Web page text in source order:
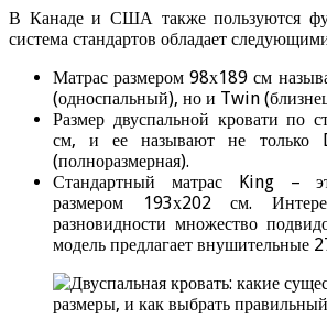
В Канаде и США также пользуются
система стандартов обладает
Матрас размером 98х189 см
(односпальный), но и Twin
Размер двуспальной кровати по
см, и ее называют не
(полноразмерная).
Стандартный матрас King –
размером 193х202 см.
разновидности множество
модель предлагает внушительные